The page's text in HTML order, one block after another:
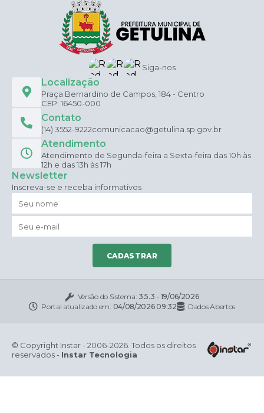
Siga-nos
Localização
Praça Bernardino de Campos, 184 - Centro
CEP: 16450-000
Contato
(14) 3552-9222comunicacao@getulina.sp.gov.br
Atendimento
Atendimento de Segunda-feira a Sexta-feira das 10h às
12h e das 13h às 17h
Newsletter
Inscreva-se e receba informativos
CADASTRAR
Versão do Sistema: 3.5.3 - 19/06/2026
Portal atualizado em: 04/08/2026 09:32 Dados Abertos
© Copyright Instar - 2006-2026. Todos os direitos
reservados - Instar Tecnologia